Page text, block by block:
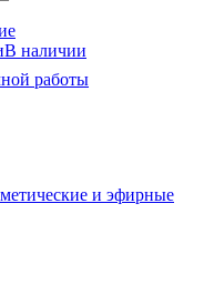
В наличии
работы
и эфирные